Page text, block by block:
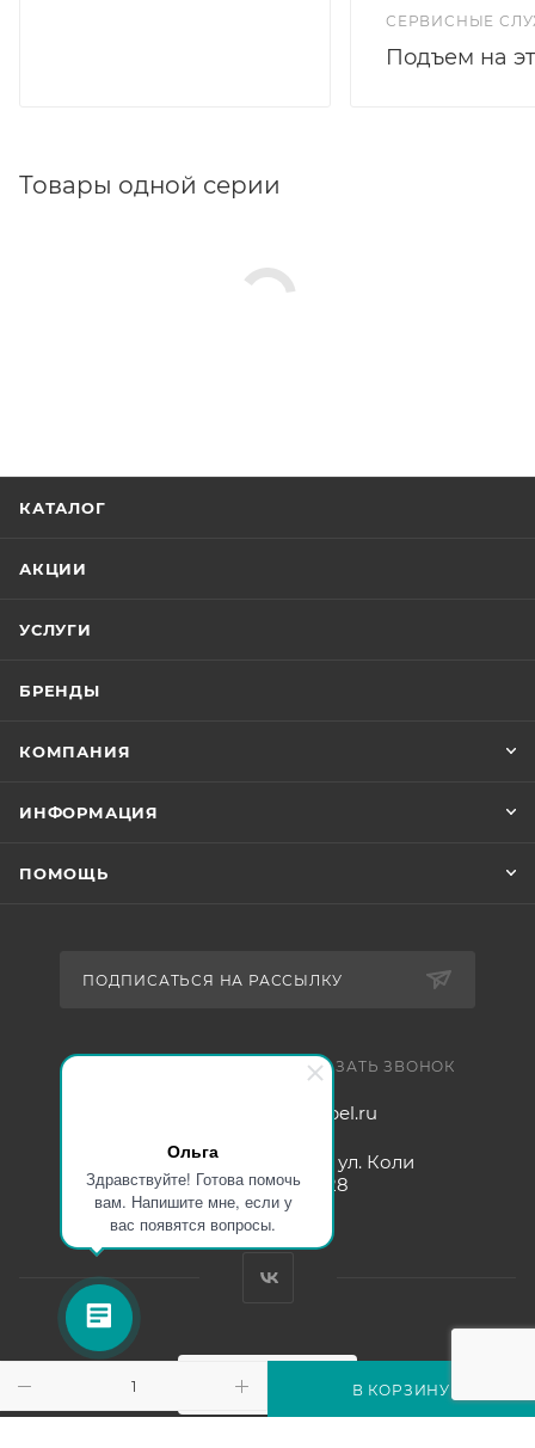
Ольга
Здравствуйте! Готова помочь
вам. Напишите мне, если у
вас появятся вопросы.
В КОРЗИНУ
СЕРВИСНЫЕ
Подъем на
Товары одной серии
КАТАЛОГ
АКЦИИ
УСЛУГИ
БРЕНДЫ
КОМПАНИЯ
ИНФОРМАЦИЯ
ПОМОЩЬ
ПОДПИСАТЬСЯ НА РАССЫЛКУ
ЗАКАЗАТЬ ЗВОНОК
zakaz@005mebel.ru
г. Санкт-Петербург, ул. Коли
Томчака д. 28